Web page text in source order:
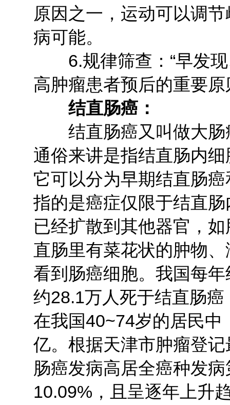
原因之一，运动可以调
病可能。
6.规律筛查：“早发现
高肿瘤患者预后的重要原
结直肠癌：
结直肠癌又叫做大肠
通俗来讲是指结直肠内
它可以分为早期结直肠
指的是癌症仅限于结直
已经扩散到其他器官，
直肠里有菜花状的肿物
看到肠癌细胞。我国每
约28.1万人死于结直肠
在我国40~74岁的居民
亿。根据天津市肿瘤登
肠癌发病高居全癌种发
10.09%，且呈逐年上升